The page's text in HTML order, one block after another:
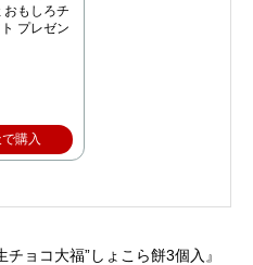
おもしろチ
プレゼン
購入
ョコ大福”しょこら餅3個入』